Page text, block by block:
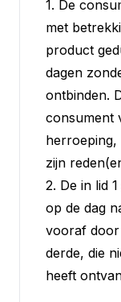
1. De
met
product
dagen
ontbinden.
consument
herroeping,
zijn
2. De in lid
op de dag
vooraf door
derde, die
heeft